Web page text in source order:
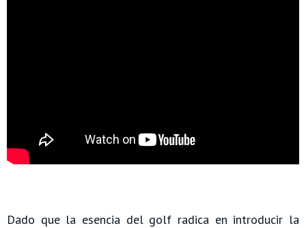
Dado que la esencia del golf radica en introducir la